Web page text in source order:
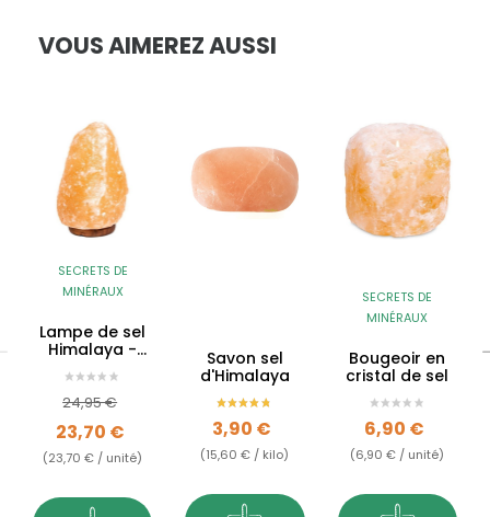
VOUS AIMEREZ AUSSI
SECRETS DE
MINÉRAUX
Lampe de sel
Himalaya -
5kg 7kg
Prix de base
24,95 €
23,70 €
(23,70 € / unité)
Savon sel
d'Himalaya
Prix
3,90 €
(15,60 € / kilo)
SECRETS DE
MINÉRAUX
Bougeoir en
cristal de sel
Prix
6,90 €
(6,90 € / unité)